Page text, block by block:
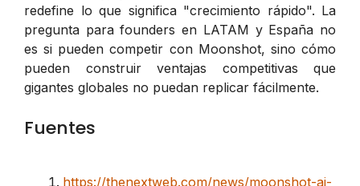
redefine lo que significa "crecimiento rápido". La
pregunta para founders en LATAM y España no
es si pueden competir con Moonshot, sino cómo
pueden construir ventajas competitivas que
gigantes globales no puedan replicar fácilmente.
Fuentes
https://thenextweb.com/news/moonshot-ai-